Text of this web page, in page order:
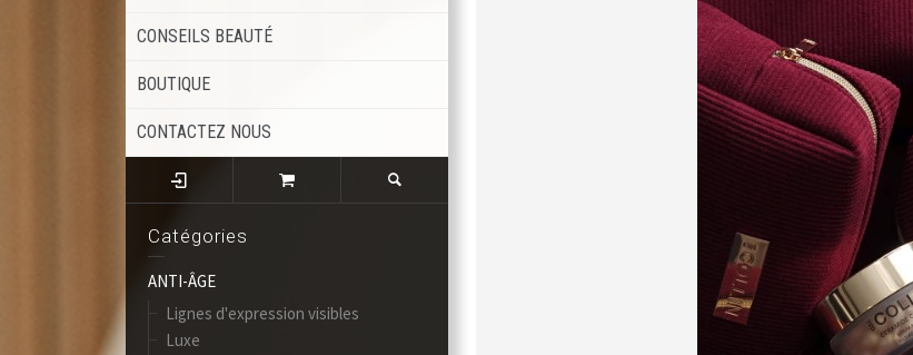
CONSEILS BEAUTÉ
BOUTIQUE
CONTACTEZ NOUS
Catégories
ANTI-ÂGE
Lignes d'expression visibles
Luxe